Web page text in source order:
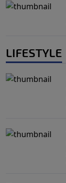
LIFESTYLE